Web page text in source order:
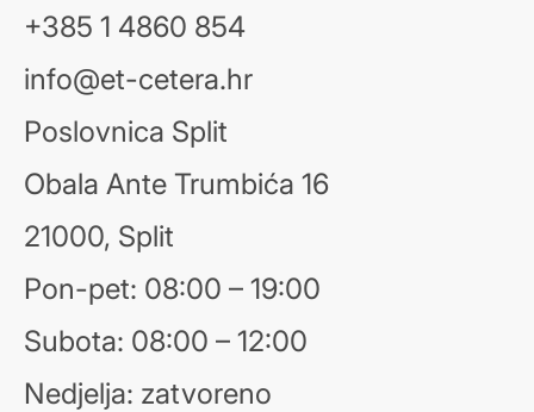
+385 1 4860 854
info@et-cetera.hr
Poslovnica Split
Obala Ante Trumbića 16
21000, Split
Pon-pet: 08:00 – 19:00
Subota: 08:00 – 12:00
Nedjelja: zatvoreno